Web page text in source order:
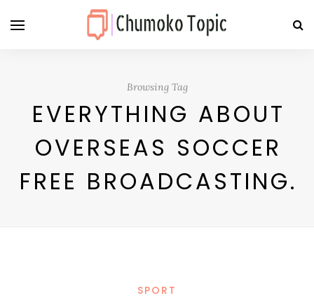
Browsing Tag
EVERYTHING ABOUT
OVERSEAS SOCCER
FREE BROADCASTING.
SPORT